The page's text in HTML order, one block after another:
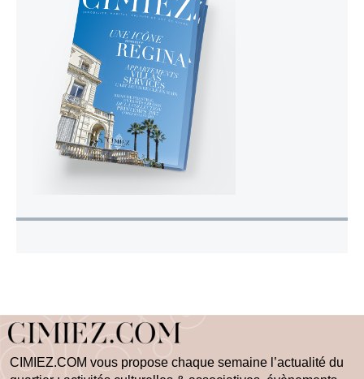
CIMIEZ.COM vous propose chaque semaine l’actualité du